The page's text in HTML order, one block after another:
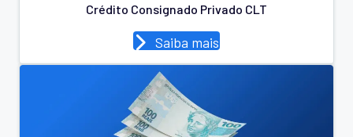
Crédito Consignado Privado CLT
Saiba mais